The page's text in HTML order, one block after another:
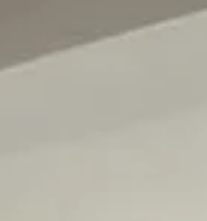
con cui solo pochi giorni
fronte alla storica sede di
e adesso siamo già tutte e
con lo stesso im